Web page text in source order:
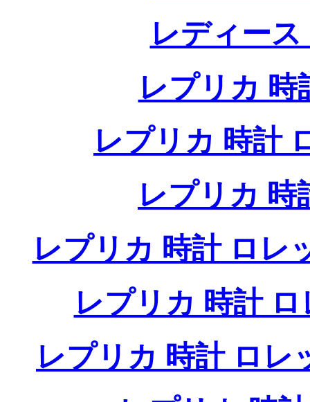
レディー
レプリカ 時
レプリカ 時計
レプリカ 時
レプリカ 時計 ロレ
レプリカ 時計
レプリカ 時計 ロレ